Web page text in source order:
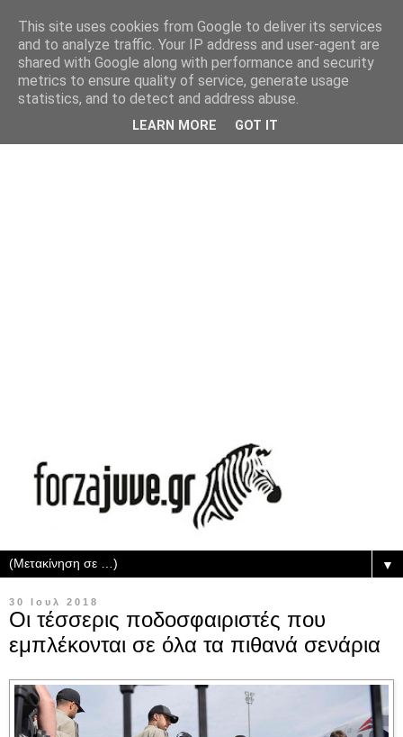
▼
30 Ιουλ 2018
Οι τέσσερις ποδοσφαιριστές που
εμπλέκονται σε όλα τα πιθανά σενάρια
This site uses cookies from Google to deliver its services
and to analyze traffic. Your IP address and user-agent are
shared with Google along with performance and security
metrics to ensure quality of service, generate usage
statistics, and to detect and address abuse.
LEARN MORE GOT IT